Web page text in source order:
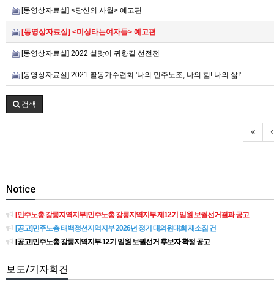
[동영상자료실] <당신의 사월> 예고편
[동영상자료실] <미싱타는여자들> 예고편
[동영상자료실] 2022 설맞이 귀향길 선전전
[동영상자료실] 2021 활동가수련회 '나의 민주노조, 나의 힘! 나의 삶!'
검색
Notice
[민주노총 강릉지역지부]민주노총 강릉지역지부 제12기 임원 보궐선거결과 공고
[공고]민주노총 태백정선지역지부 2026년 정기 대의원대회 재소집 건
[공고]민주노총 강릉지역지부 12기 임원 보궐선거 후보자 확정 공고
보도/기자회견